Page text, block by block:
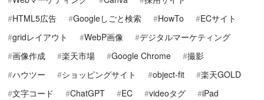
HTML5広告
Googleしごと検索 HowTo
ECサイト
gridレイアウト
WebP画像
デジタルマーケティング
画像作成
楽天市場 Google Chrome
撮影
ハウツー
ショッピングサイト object-fit
楽天GOLD
文字コード
ChatGPT EC videoタグ
iPad